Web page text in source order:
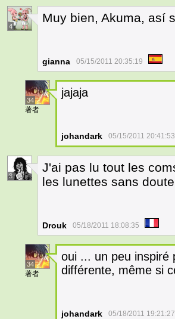
4
Muy bien, Akuma, así
gianna 05/15/2011 20:35:19
34
著者
jajaja
johandark 05/15/2011 20:41:53
3
J'ai pas lu tout les
les lunettes sans doute
Drouk 05/18/2011 18:08:35
34
著者
oui ... un peu inspiré
différente, même si
johandark 05/18/2011 19:21:27